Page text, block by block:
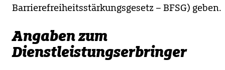
Barrierefreiheitsstärkungsgesetz – BFSG) geben.
Angaben zum
Dienstleistungserbringer